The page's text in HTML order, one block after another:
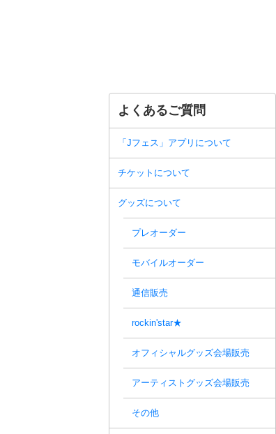
よくあるご質問
「Jフェス」アプリについて
チケットについて
グッズについて
プレオーダー
モバイルオーダー
通信販売
rockin'star★
オフィシャルグッズ会場販売
アーティストグッズ会場販売
その他